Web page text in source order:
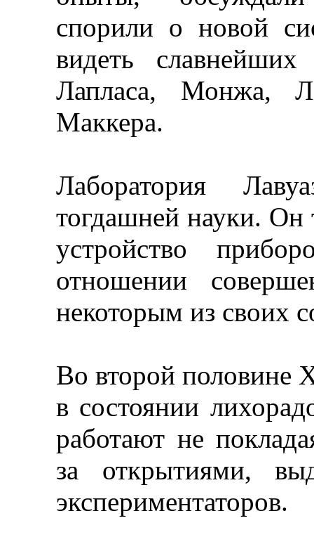
спорили о новой
видеть
Лапласа, Монжа,
Маккера.
Лаборатория
тогдашней науки.
устройство
отношении
некоторым из своих
Во второй половине
в состоянии
работают не
за открытиями,
экспериментаторов.